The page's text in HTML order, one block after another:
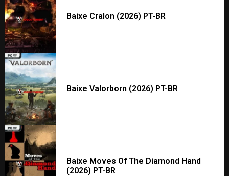
Baixe Cralon (2026) PT-BR
Baixe Valorborn (2026) PT-BR
Baixe Moves Of The Diamond Hand
(2026) PT-BR